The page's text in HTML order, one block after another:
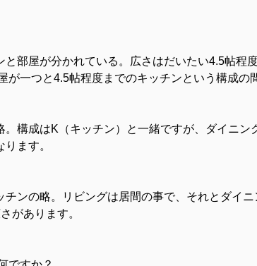
部屋が分かれている。広さはだいたい4.5帖程度
が一つと4.5帖程度までのキッチンという構成の
。構成はK（キッチン）と一緒ですが、ダイニン
ます。
チンの略。リビングは居間の事で、それとダイ
があります。